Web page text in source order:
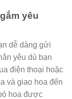
yêu
dễ dàng gửi
yêu dù bạn
điện thoại hoặc
và giao hoa đến
hoa được